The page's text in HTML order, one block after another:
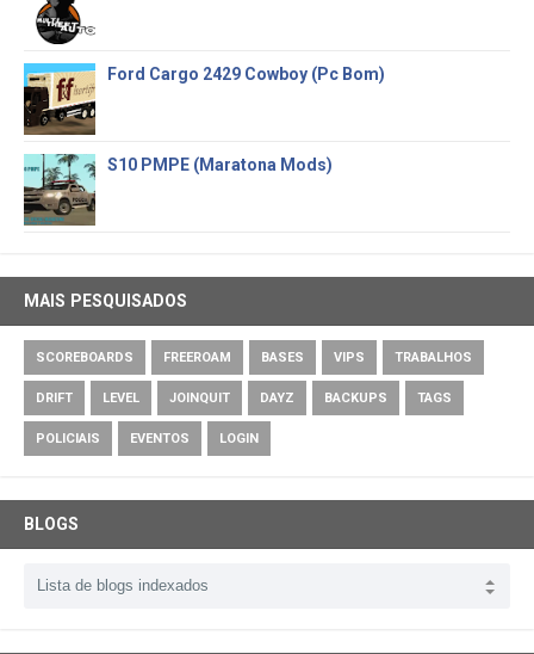
Ford Cargo 2429 Cowboy (Pc Bom)
S10 PMPE (Maratona Mods)
MAIS PESQUISADOS
SCOREBOARDS FREEROAM BASES VIPS TRABALHOS
DRIFT LEVEL JOINQUIT DAYZ BACKUPS TAGS
POLICIAIS EVENTOS LOGIN
BLOGS